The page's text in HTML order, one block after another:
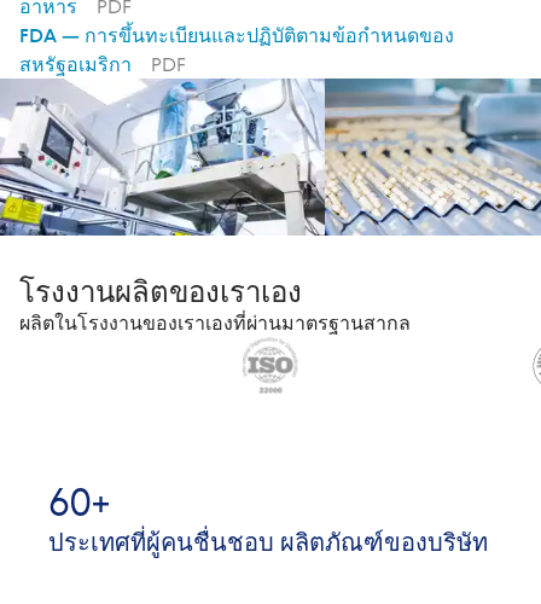
อาหาร
PDF
FDA — การขึ้นทะเบียนและปฏิบัติตามข้อกำหนดของ
สหรัฐอเมริกา
PDF
โรงงานผลิตของเราเอง
ผลิตในโรงงานของเราเองที่ผ่านมาตรฐานสากล
60+
ประเทศที่ผู้คนชื่นชอบ ผลิตภัณฑ์ของบริษัท